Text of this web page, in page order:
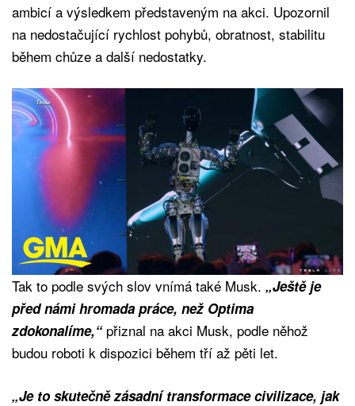
ambicí a výsledkem představeným na akci. Upozornil
na nedostačující rychlost pohybů, obratnost, stabilitu
během chůze a další nedostatky.
Tak to podle svých slov vnímá také Musk. „Ještě je
před námi hromada práce, než Optima
zdokonalíme,“ přiznal na akci Musk, podle něhož
budou roboti k dispozici během tří až pěti let.
„Je to skutečně zásadní transformace civilizace, jak